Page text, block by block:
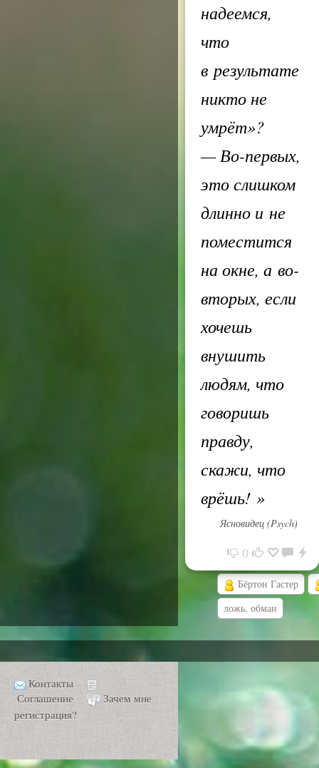
надеемся,
что
в результате
никто не
умрёт»?
— Во-первых,
это слишком
длинно и не
поместится
на окне, а во-
вторых, если
хочешь
внушить
людям, что
говоришь
правду,
скажи, что
врёшь! »
Ясновидец (Psych)
0
Бёртон Гастер
ложь, обман
Контакты
Соглашение
Зачем мне
регистрация?